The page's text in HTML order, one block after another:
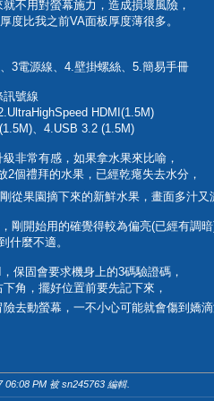
不用對螢幕施力，造成損壞風險，
度比我之前VA面板厚度薄很多。
3電源線、4.壁掛螺絲、5.簡易手冊
訊號線
HDMI(1.5M)
、4.USB 3.2 (1.5M)
非常有感，如果拿水果來比喻，
2個禮拜的水果，已經乾瘪失去水分，
從果園摘下來的新鮮水果，畫面多汁又
剛開始用的確覺得較為偏亮(已經有調暗
什麼不適。
保固會要求機身上的3碼驗證碼，
角，擺好位置前要先記下來，
去動螢幕，一不小心可能就會傷到嬌
06:08 PM 被 sn245763 編輯.